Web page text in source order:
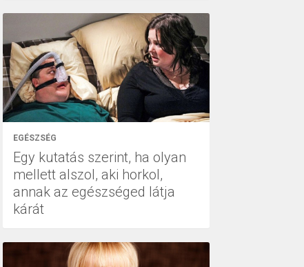
EGÉSZSÉG
Egy kutatás szerint, ha olyan
mellett alszol, aki horkol,
annak az egészséged látja
kárát